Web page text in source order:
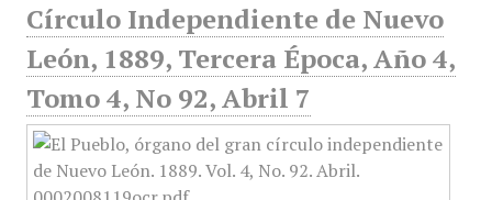
Círculo Independiente de Nuevo
León, 1889, Tercera Época, Año 4,
Tomo 4, No 92, Abril 7